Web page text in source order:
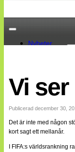
Nyheter
EM 2013
Bloggar
Lagen
Webb-TV
Vi
Publicerad december 30,
Det är inte med någon
kort sagt ett mellanår.
I FIFA:s världsrankning